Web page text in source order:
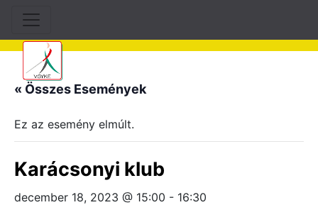
« Összes Események
Ez az esemény elmúlt.
Karácsonyi klub
december 18, 2023 @ 15:00 - 16:30